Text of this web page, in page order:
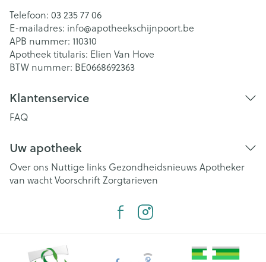
Telefoon: 03 235 77 06
E-mailadres: info@apotheekschijnpoort.be
APB nummer: 110310
Apotheek titularis: Elien Van Hove
BTW nummer: BE0668692363
Klantenservice
FAQ
Uw apotheek
Over ons Nuttige links Gezondheidsnieuws Apotheker
van wachtVoorschriftZorgtarieven